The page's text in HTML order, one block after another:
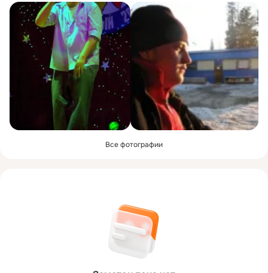
Все фотографии